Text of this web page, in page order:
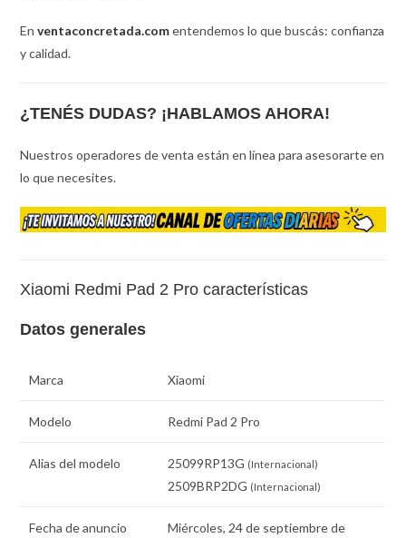
Enventaconcretada.comentendemos lo que buscás: confianza
y calidad.
¿TENÉS DUDAS? ¡HABLAMOS AHORA!
Nuestros operadores de venta están en línea para asesorarte en
lo que necesites.
Xiaomi Redmi Pad 2 Pro características
Datos generales
Marca Xiaomi
Modelo Redmi Pad 2 Pro
Alias del modelo 25099RP13G (Internacional)
2509BRP2DG (Internacional)
Fecha de anuncio
Miércoles, 24 de septiembre de